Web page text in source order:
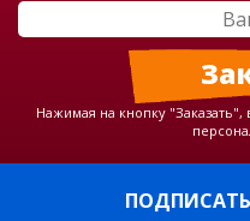
Нажимая на кнопку "Заказать",